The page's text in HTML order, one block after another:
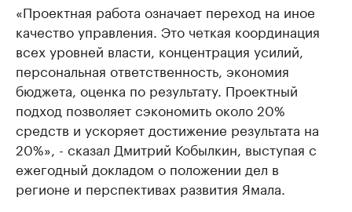
«Проектная работа означает переход на иное
качество управления. Это четкая координация
всех уровней власти, концентрация усилий,
персональная ответственность, экономия
бюджета, оценка по результату. Проектный
подход позволяет сэкономить около 20%
средств и ускоряет достижение результата на
20%», - сказал Дмитрий Кобылкин, выступая с
ежегодный докладом о положении дел в
регионе и перспективах развития Ямала.